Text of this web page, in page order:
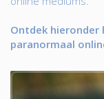
Ontdek hieronder
paranormaal